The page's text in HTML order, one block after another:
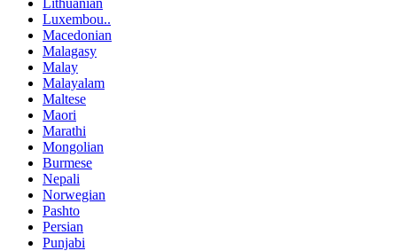
Lithuanian
Luxembou..
Macedonian
Malagasy
Malay
Malayalam
Maltese
Maori
Marathi
Mongolian
Burmese
Nepali
Norwegian
Pashto
Persian
Punjabi